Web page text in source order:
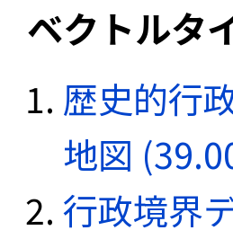
ベクトルタ
歴史的行
地図
行政境界